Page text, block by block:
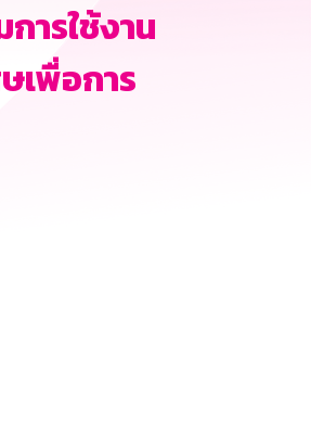
ารใช้งาน
เพื่อการ